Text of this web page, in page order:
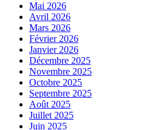
Mai 2026
Avril 2026
Mars 2026
Février 2026
Janvier 2026
Décembre 2025
Novembre 2025
Octobre 2025
Septembre 2025
Août 2025
Juillet 2025
Juin 2025